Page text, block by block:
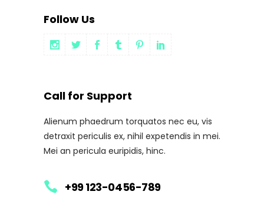
Follow Us
Call for Support
Alienum phaedrum torquatos nec eu, vis
detraxit periculis ex, nihil expetendis in mei.
Mei an pericula euripidis, hinc.
+99 123-0456-789